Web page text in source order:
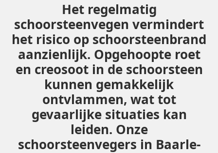
Het regelmatig
schoorsteenvegen vermindert
het risico op schoorsteenbrand
aanzienlijk. Opgehoopte roet
en creosoot in de schoorsteen
kunnen gemakkelijk
ontvlammen, wat tot
gevaarlijke situaties kan
leiden. Onze
schoorsteenvegers in Baarle-